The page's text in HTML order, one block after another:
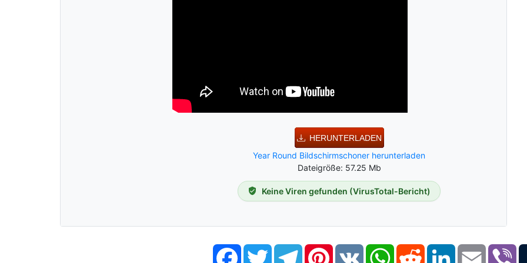
HERUNTERLADEN
Year Round Bildschirmschoner herunterladen
Dateigröße: 57.25 Mb
Keine Viren gefunden (VirusTotal-Bericht)
FacebookTwitter TelegramPinterestVK WhatsAppReddit LinkedIn Email